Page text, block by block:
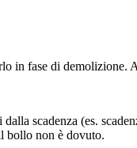
in fase di demolizione.
scadenza (es.
bollo non è dovuto.